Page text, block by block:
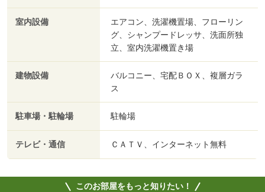
室内設備
エアコン、洗濯機置場、フローリン
グ、シャンプードレッサ、洗面所独
立、室内洗濯機置き場
建物設備
バルコニー、宅配ＢＯＸ、複層ガラ
ス
駐車場・駐輪場 駐輪場
テレビ・通信 ＣＡＴＶ、インターネット無料
このお部屋をもっと知りたい！